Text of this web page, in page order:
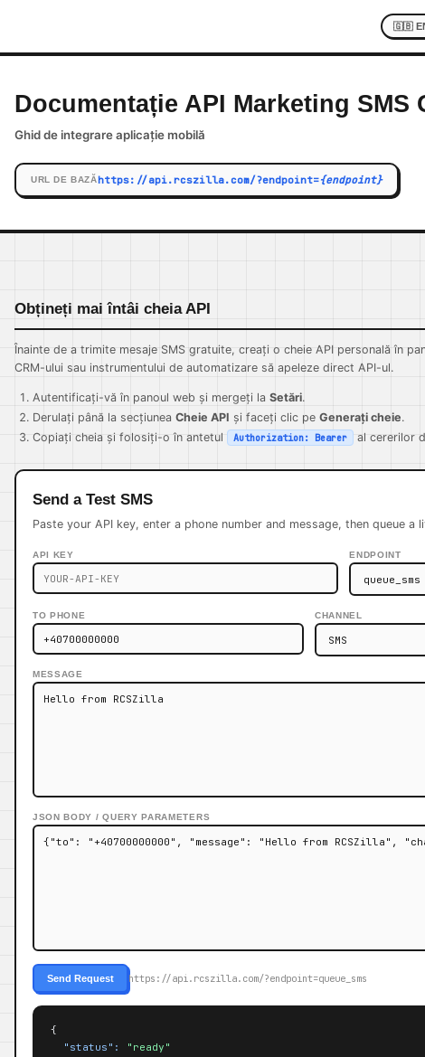
🇬🇧
Documentație API Marketing SMS
Ghid de integrare aplicație mobilă
URL DE BAZĂhttps://api.rcszilla.com/?endpoint={endpoint}
Obțineți mai întâi cheia API
Înainte de a trimite mesaje SMS gratuite, creați o cheie API personală în
CRM-ului sau instrumentului de automatizare să apeleze direct API-ul.
Autentificați-vă în panoul web și mergeți la Setări.
Derulați până la secțiunea Cheie API și faceți clic pe Generați cheie.
Copiați cheia și folosiți-o în antetul
Authorization: Bearer al cererilor
Send a Test SMS
Paste your API key, enter a phone number and message, then queue a
API KEY ENDPOINT
TO PHONE CHANNEL
MESSAGE
JSON BODY / QUERY PARAMETERS
Send Request https://api.rcszilla.com/?endpoint=queue_sms
{
"status":
"ready"